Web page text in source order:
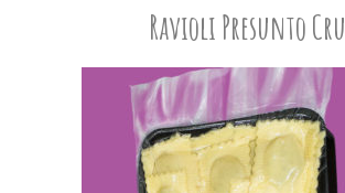
Ravioli Presunto Cru